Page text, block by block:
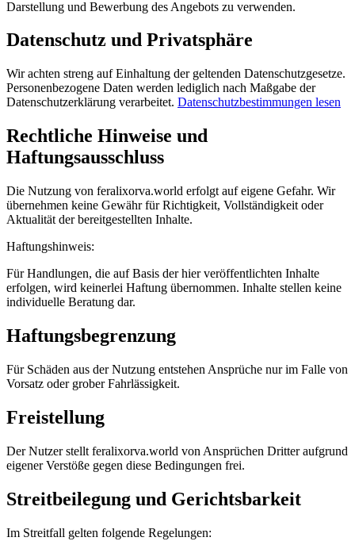
Darstellung und Bewerbung des Angebots zu verwenden.
Datenschutz und Privatsphäre
Wir achten streng auf Einhaltung der geltenden Datenschutzgesetze.
Personenbezogene Daten werden lediglich nach Maßgabe der
Datenschutzerklärung verarbeitet. Datenschutzbestimmungen lesen
Rechtliche Hinweise und
Haftungsausschluss
Die Nutzung von feralixorva.world erfolgt auf eigene Gefahr. Wir
übernehmen keine Gewähr für Richtigkeit, Vollständigkeit oder
Aktualität der bereitgestellten Inhalte.
Haftungshinweis:
Für Handlungen, die auf Basis der hier veröffentlichten Inhalte
erfolgen, wird keinerlei Haftung übernommen. Inhalte stellen keine
individuelle Beratung dar.
Haftungsbegrenzung
Für Schäden aus der Nutzung entstehen Ansprüche nur im Falle von
Vorsatz oder grober Fahrlässigkeit.
Freistellung
Der Nutzer stellt feralixorva.world von Ansprüchen Dritter aufgrund
eigener Verstöße gegen diese Bedingungen frei.
Streitbeilegung und Gerichtsbarkeit
Im Streitfall gelten folgende Regelungen: